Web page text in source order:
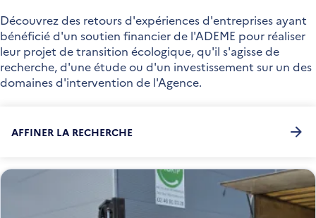
Découvrez des retours d'expériences d'entreprises ayant
bénéficié d'un soutien financier de l'ADEME pour réaliser
leur projet de transition écologique, qu'il s'agisse de
recherche, d'une étude ou d'un investissement sur un des
domaines d'intervention de l'Agence.
AFFINER LA RECHERCHE